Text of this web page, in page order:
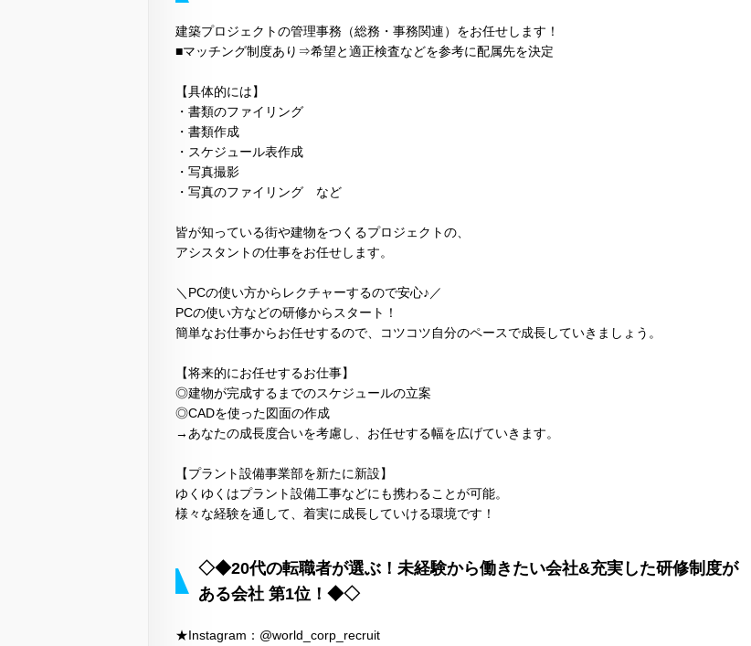
建築プロジェクトの管理事務（総務・事務関連）をお任せします！
■マッチング制度あり⇒希望と適正検査などを参考に配属先を決定
【具体的には】
・書類のファイリング
・書類作成
・スケジュール表作成
・写真撮影
・写真のファイリング など
皆が知っている街や建物をつくるプロジェクトの、
アシスタントの仕事をお任せします。
＼PCの使い方からレクチャーするので安心♪／
PCの使い方などの研修からスタート！
簡単なお仕事からお任せするので、コツコツ自分のペースで成長していきましょう。
【将来的にお任せするお仕事】
◎建物が完成するまでのスケジュールの立案
◎CADを使った図面の作成
→あなたの成長度合いを考慮し、お任せする幅を広げていきます。
【プラント設備事業部を新たに新設】
ゆくゆくはプラント設備工事などにも携わることが可能。
様々な経験を通して、着実に成長していける環境です！
◇◆20代の転職者が選ぶ！未経験から働きたい会社&充実した研修制度が
ある会社 第1位！◆◇
★Instagram：@world_corp_recruit